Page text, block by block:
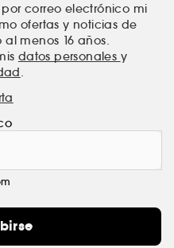
correo electrónico mi
ofertas y noticias de
menos 16 años.
datos personales y
.